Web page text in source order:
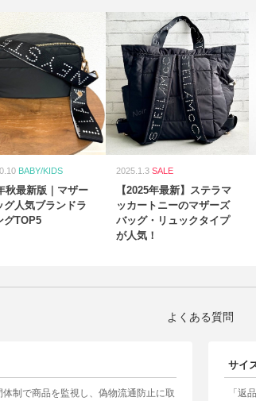
BABY/KIDS
秋最新版｜マザー
グ人気ブランドラ
グTOP5
2025.1.3 SALE
【2025年最新】ステラマ
ッカートニーのマザーズ
バッグ・リュックタイプ
が人気！
よくある質問
制で商品を監視し、偽物流通防止に取
サイ
「返